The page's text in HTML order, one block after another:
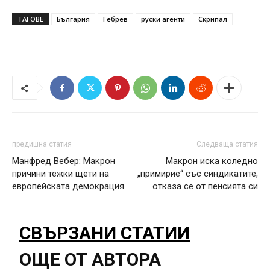
ТАГОВЕ България Гебрев руски агенти Скрипал
предишна статия
Манфред Вебер: Макрон
причини тежки щети на
европейската демокрация
Следваща статия
Макрон иска коледно
„примирие“ със синдикатите,
отказа се от пенсията си
СВЪРЗАНИ СТАТИИ
ОЩЕ ОТ АВТОРА